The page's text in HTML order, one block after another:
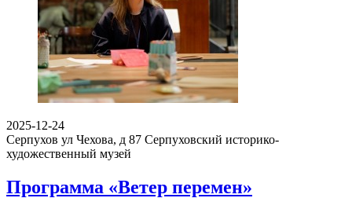
2025-12-24
Серпухов ул Чехова, д 87 Серпуховский историко-
художественный музей
Программа «Ветер перемен»